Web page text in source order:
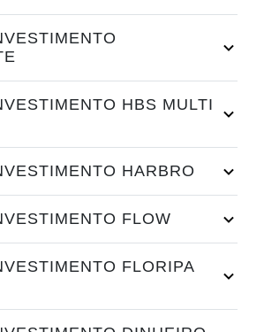
HBS MULTI
HARBRO
FLOW
FLORIPA